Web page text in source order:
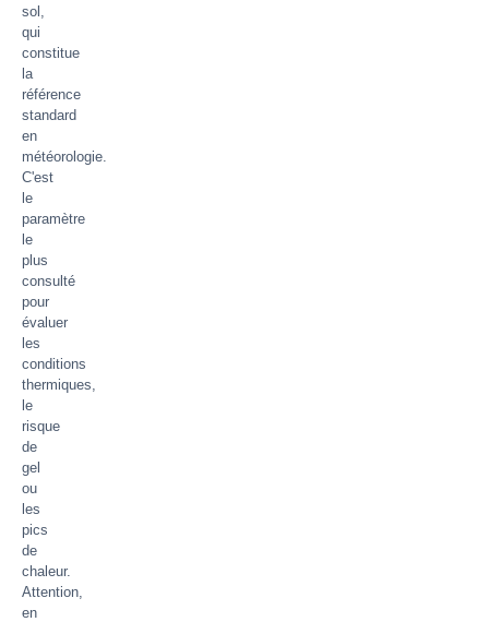
sol,
qui
constitue
la
référence
standard
en
météorologie.
C'est
le
paramètre
le
plus
consulté
pour
évaluer
les
conditions
thermiques,
le
risque
de
gel
ou
les
pics
de
chaleur.
Attention,
en